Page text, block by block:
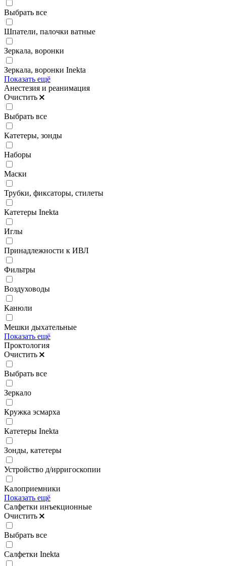
Выбрать все
Шпатели, палочки ватные
Зеркала, воронки
Зеркала, воронки Inekta
Показать ещё
Анестезия и реанимация
Очистить
Выбрать все
Катетеры, зонды
Наборы
Маски
Трубки, фиксаторы, стилеты
Катетеры Inekta
Иглы
Принадлежности к ИВЛ
Фильтры
Воздуховоды
Канюли
Мешки дыхательные
Показать ещё
Проктология
Очистить
Выбрать все
Зеркало
Кружка эсмарха
Катетеры Inekta
Зонды, катетеры
Устройство д/ирригоскопии
Калоприемники
Показать ещё
Салфетки инъекционные
Очистить
Выбрать все
Салфетки Inekta